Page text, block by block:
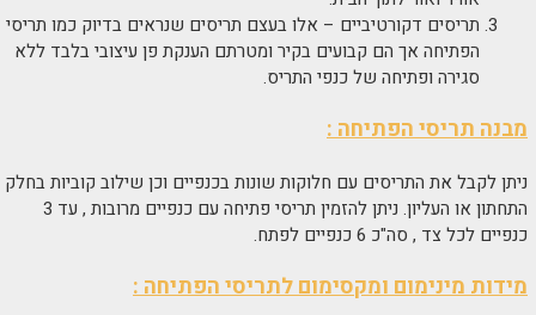
תריסים דקורטיביים – אלו בעצם תריסים שנראים בדיוק כמו תריסי
הפתיחה אך הם קבועים בקיר ומטרתם הענקת פן עיצובי בלבד ללא
סגירה ופתיחה של כנפי התריס.
מבנה תריסי הפתיחה :
ניתן לקבל את התריסים עם חלוקות שונות בכנפיים וכן שילוב קוביות בחלק
התחתון או העליון. ניתן להזמין תריסי פתיחה עם כנפיים מרובות , עד 3
כנפיים לכל צד , סה"כ 6 כנפיים לפתח.
מידות מינימום ומקסימום לתריסי הפתיחה :